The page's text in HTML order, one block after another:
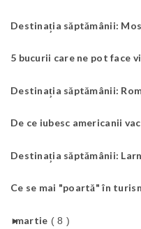
Destinația săptămânii:
5 bucurii care ne pot face
Destinația săptămânii:
De ce iubesc americanii
Destinația săptămânii:
Ce se mai "poartă" în
►
martie ( 8 )